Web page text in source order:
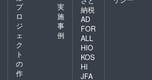
プ
ロ
ジ
ェ
ク
ト
の
作
実
施
事
例
納税
AD
FOR
ALL
HIO
KOS
HI
JFA